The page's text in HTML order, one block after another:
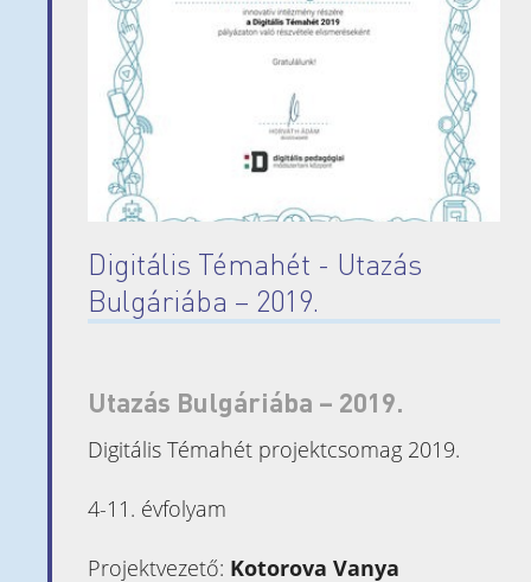
Digitális Témahét - Utazás
Bulgáriába – 2019.
Utazás Bulgáriába – 2019.
Digitális Témahét projektcsomag 2019.
4-11. évfolyam
Projektvezető: Kotorova Vanya
Dokumentumok
Naptár
Heti órarend
Kapcsolat
Óvoda
Beiratkozás
Pedagógusaink
Információk
Beiratkozás az
iskolába
vizsga
ECL